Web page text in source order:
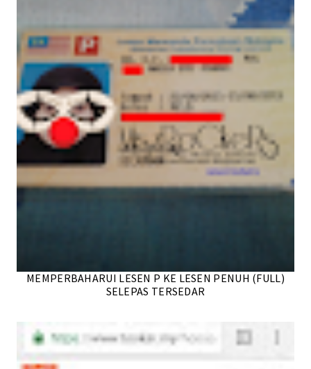
MEMPERBAHARUI LESEN P KE LESEN PENUH (FULL)
SELEPAS TERSEDAR